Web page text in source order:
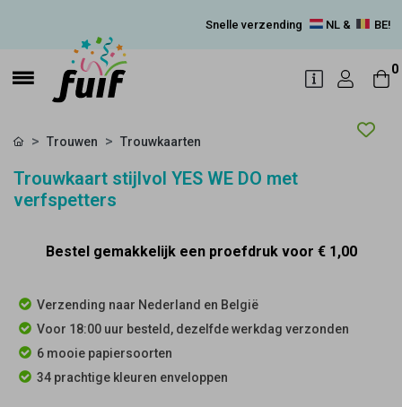
Snelle verzending NL & BE!
0
Trouwen Trouwkaarten
Trouwkaart stijlvol YES WE DO met
verfspetters
Bestel gemakkelijk een proefdruk voor € 1,00
Verzending naar Nederland en België
Voor 18:00 uur besteld, dezelfde werkdag verzonden
6 mooie papiersoorten
34 prachtige kleuren enveloppen